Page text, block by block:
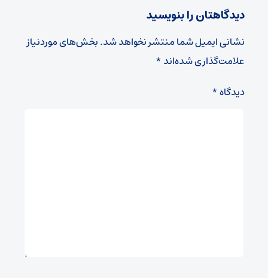
دیدگاهتان را بنویسید
نشانی ایمیل شما منتشر نخواهد شد.بخش‌های موردنیاز
علامت‌گذاری شده‌اند*
دیدگاه*